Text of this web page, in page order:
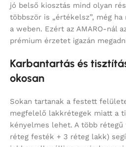
jó belső kiosztás mind olyan
többször is „értékelsz”, még
a weben. Ezért az AMARO-nál
prémium érzetet igazán
Karbantartás és
okosan
Sokan tartanak a festett
megfelelő lakkrétegek miatt a
kényelmes lehet. A több
réteg festék + 3 réteg lakk)